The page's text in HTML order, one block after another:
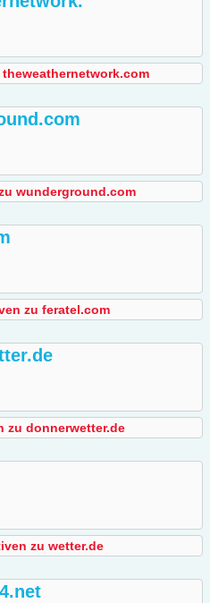
wunderground.com
zu feratel.com
zu donnerwetter.de
zu wetter.de